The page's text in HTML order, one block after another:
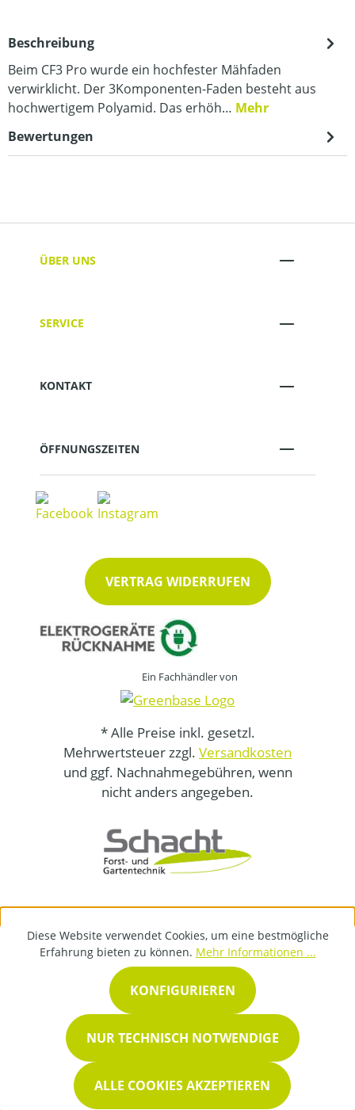
Beschreibung
Beim CF3 Pro wurde ein hochfester Mähfaden
verwirklicht. Der 3Komponenten-Faden besteht aus
hochwertigem Polyamid. Das erhöh… Mehr
Bewertungen
ÜBER UNS
SERVICE
KONTAKT
ÖFFNUNGSZEITEN
VERTRAG WIDERRUFEN
Ein Fachhändler von
* Alle Preise inkl. gesetzl.
Mehrwertsteuer zzgl. Versandkosten
und ggf. Nachnahmegebühren, wenn
nicht anders angegeben.
Diese Website verwendet Cookies, um eine bestmögliche
Erfahrung bieten zu können. Mehr Informationen ...
NUR TECHNISCH NOTWENDIGE
KONFIGURIEREN
ALLE COOKIES AKZEPTIEREN